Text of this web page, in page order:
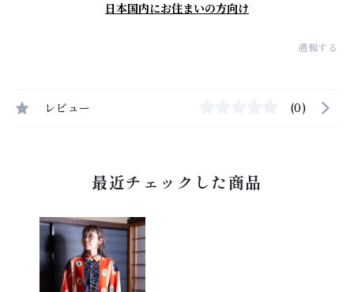
日本国内にお住まいの方向け
通報する
レビュー (0)
最近チェックした商品